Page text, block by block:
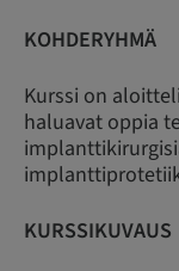
KOHDERYHMÄ
Kurssi on
haluavat oppia
KURSSIKUVAUS